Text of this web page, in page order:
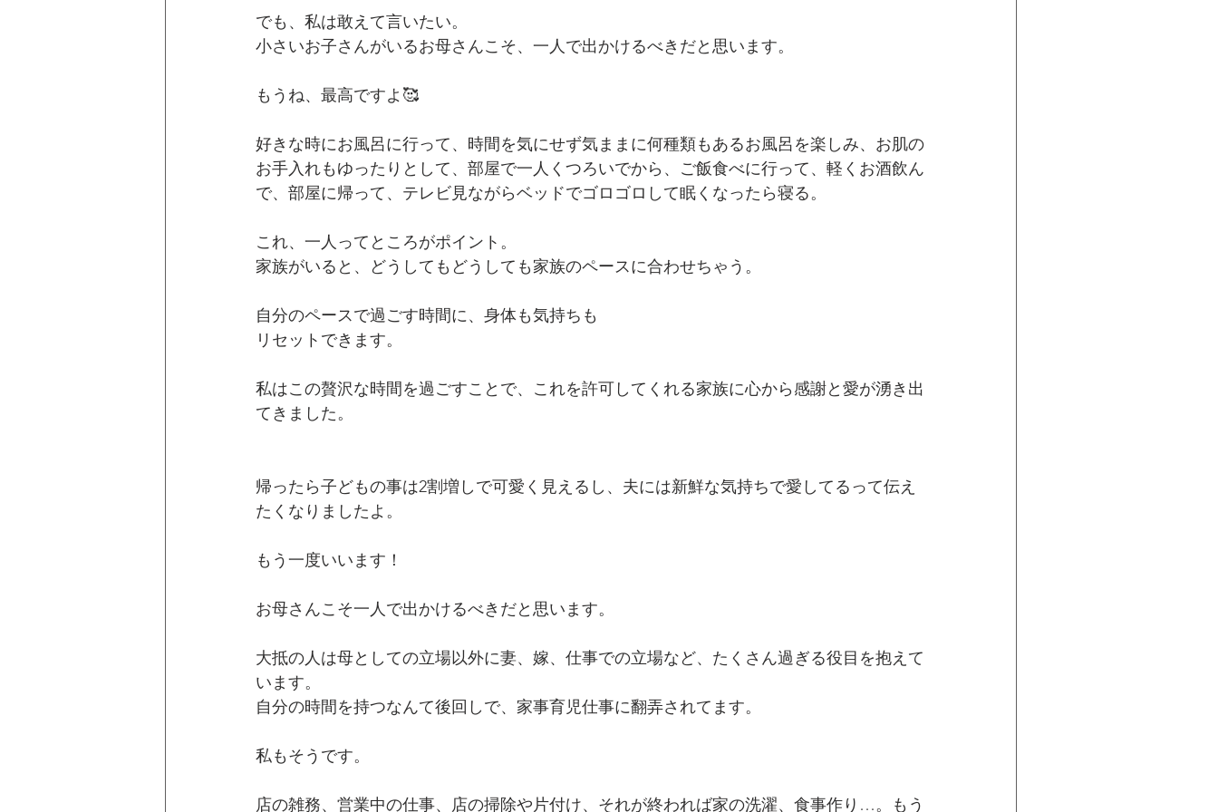
でも、私は敢えて言いたい。
小さいお子さんがいるお母さんこそ、一人で出かけるべきだと思います。
もうね、最高ですよ🥰
好きな時にお風呂に行って、時間を気にせず気ままに何種類もあるお風呂を楽しみ、お肌の
お手入れもゆったりとして、部屋で一人くつろいでから、ご飯食べに行って、軽くお酒飲ん
で、部屋に帰って、テレビ見ながらベッドでゴロゴロして眠くなったら寝る。
これ、一人ってところがポイント。
家族がいると、どうしてもどうしても家族のペースに合わせちゃう。
自分のペースで過ごす時間に、身体も気持ちも
リセットできます。
私はこの贅沢な時間を過ごすことで、これを許可してくれる家族に心から感謝と愛が湧き出
てきました。
帰ったら子どもの事は2割増しで可愛く見えるし、夫には新鮮な気持ちで愛してるって伝え
たくなりましたよ。
もう一度いいます！
お母さんこそ一人で出かけるべきだと思います。
大抵の人は母としての立場以外に妻、嫁、仕事での立場など、たくさん過ぎる役目を抱えて
います。
自分の時間を持つなんて後回しで、家事育児仕事に翻弄されてます。
私もそうです。
店の雑務、営業中の仕事、店の掃除や片付け、それが終われば家の洗濯、食事作り…。もう